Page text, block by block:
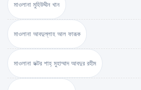
মাওলানা মুহিউদ্দীন খান
মাওলানা আবদুল্লাহ আল ফারূক
মাওলানা ডক্টর শাহ্‌ মুহাম্মাদ আবদুর রহীম